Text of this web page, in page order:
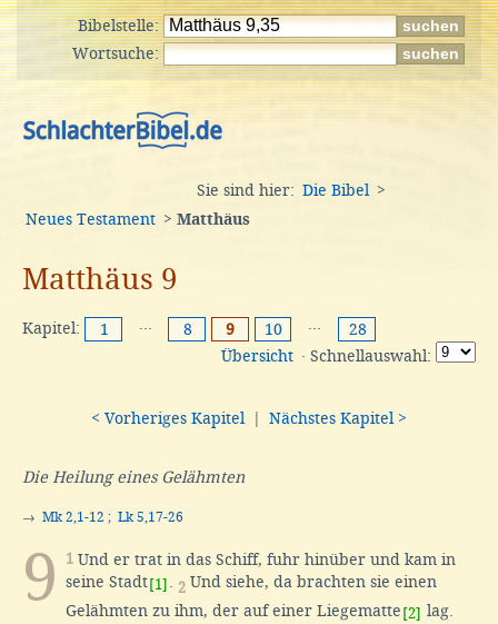
Bibelstelle:
Wortsuche:
Sie sind hier: Die Bibel
>
Neues Testament > Matthäus
Matthäus 9
Kapitel: 1 ··· 8 9 10 ···
28
Übersicht · Schnellauswahl:
< Vorheriges Kapitel Nächstes Kapitel >
Die Heilung eines Gelähmten
→ Mk 2,1-12 ; Lk 5,17-26
9 1 Und er trat in das Schiff, fuhr hinüber und kam in
seine Stadt [1] 2 Und siehe, da brachten sie einen
Gelähmten zu ihm, der auf einer Liegematte [2] lag.